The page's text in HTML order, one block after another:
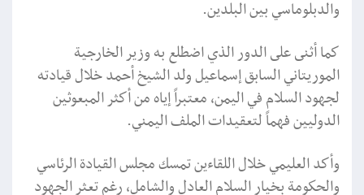
والدبلوماسي بين البلدين.
كما أثنى على الدور الذي اضطلع به وزير الخارجية
الموريتاني السابق إسماعيل ولد الشيخ أحمد خلال قيادته
لجهود السلام في اليمن، معتبراً إياه من أكثر المبعوثين
الدوليين فهماً لتعقيدات الملف اليمني.
وأكد العليمي خلال اللقاءين تمسك مجلس القيادة الرئاسي
والحكومة بخيار السلام العادل والشامل، رغم تعثر الجهود